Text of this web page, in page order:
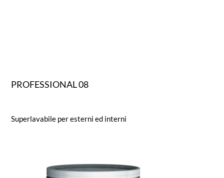
PROFESSIONAL 08
Superlavabile per esterni ed interni